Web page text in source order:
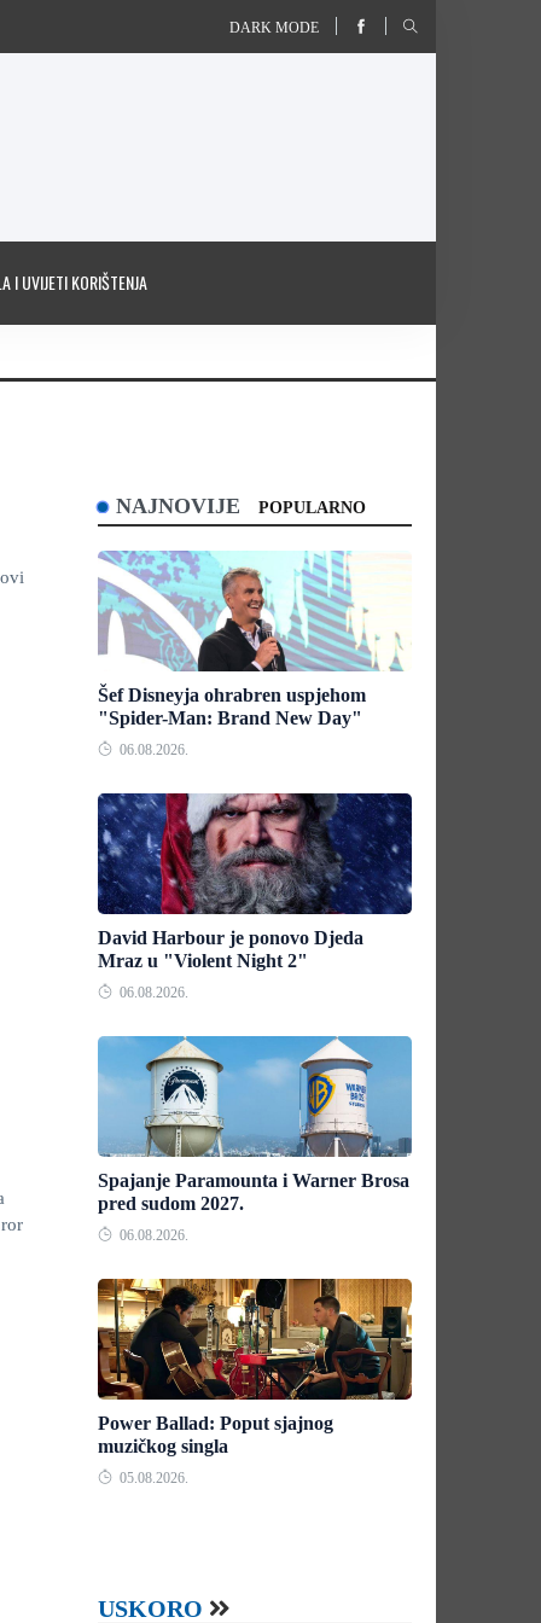
DARK MODE
I UVIJETI KORIŠTENJA
NAJNOVIJE POPULARNO
Šef Disneyja ohrabren uspjehom
"Spider-Man: Brand New Day"
06.08.2026.
David Harbour je ponovo Djeda
Mraz u "Violent Night 2"
06.08.2026.
Spajanje Paramounta i Warner Brosa
pred sudom 2027.
06.08.2026.
Power Ballad: Poput sjajnog
muzičkog singla
05.08.2026.
USKORO